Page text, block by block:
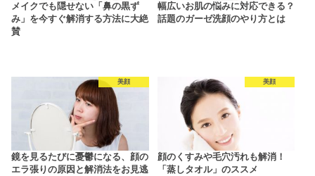
メイクでも隠せない「鼻の黒ず
み」を今すぐ解消する方法に大絶
賛
幅広いお肌の悩みに対応できる？
話題のガーゼ洗顔のやり方とは
美顔
鏡を見るたびに憂鬱になる、顔の
エラ張りの原因と解消法をお見逃
美顔
顔のくすみや毛穴汚れも解消！
「蒸しタオル」のススメ